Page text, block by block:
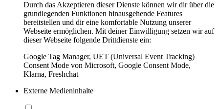
Durch das Akzeptieren dieser Dienste können wir dir über die
grundlegenden Funktionen hinausgehende Features
bereitstellen und dir eine komfortable Nutzung unserer
Webseite ermöglichen. Mit deiner Einwilligung setzen wir auf
dieser Webseite folgende Drittdienste ein:
Google Tag Manager, UET (Universal Event Tracking)
Consent Mode von Microsoft, Google Consent Mode,
Klarna, Freshchat
Externe Medieninhalte